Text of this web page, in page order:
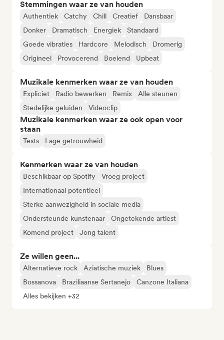
Stemmingen waar ze van houden
Authentiek Catchy Chill Creatief
Dansbaar
Donker
Dramatisch Energiek
Standaard
Goede vibraties
Hardcore Melodisch
Dromerig
Origineel
Provocerend Boeiend Upbeat
Muzikale kenmerken waar ze van houden
Expliciet Radio bewerken Remix
Alle steunen
Stedelijke geluiden
Videoclip
Muzikale kenmerken waar ze ook open voor
staan
Tests Lage getrouwheid
Kenmerken waar ze van houden
Beschikbaar op Spotify
Vroeg project
Internationaal potentieel
Sterke aanwezigheid in sociale media
Ondersteunde kunstenaar
Ongetekende artiest
Komend project
Jong talent
Ze willen geen...
Alternatieve rock Aziatische muziek
Blues
Bossanova
Braziliaanse Sertanejo
Canzone Italiana
Alles bekijken +32